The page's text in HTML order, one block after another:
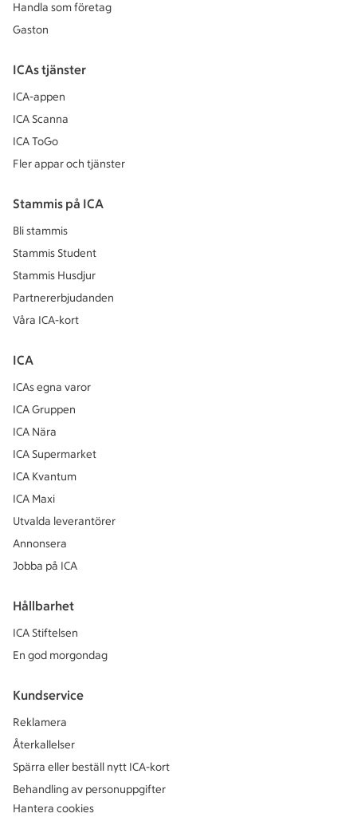
Handla som företag
Gaston
ICAs tjänster
ICA-appen
ICA Scanna
ICA ToGo
Fler appar och tjänster
Stammis på ICA
Bli stammis
Stammis Student
Stammis Husdjur
Partnererbjudanden
Våra ICA-kort
ICA
ICAs egna varor
ICA Gruppen
ICA Nära
ICA Supermarket
ICA Kvantum
ICA Maxi
Utvalda leverantörer
Annonsera
Jobba på ICA
Hållbarhet
ICA Stiftelsen
En god morgondag
Kundservice
Reklamera
Återkallelser
Spärra eller beställ nytt ICA-kort
Behandling av personuppgifter
Hantera cookies